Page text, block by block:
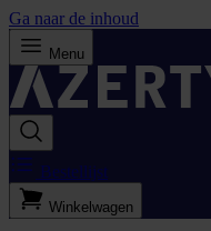
Ga naar de inhoud
Menu
Bestellijst
Winkelwagen